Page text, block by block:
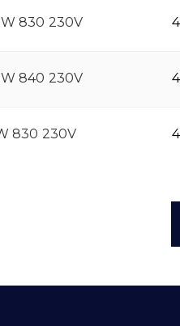
830 230V
840 230V
830 230V